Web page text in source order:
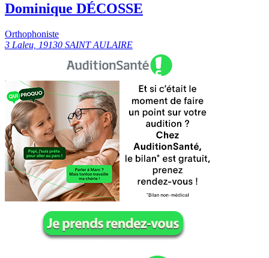
Dominique DÉCOSSE
Orthophoniste
3 Laleu, 19130 SAINT AULAIRE